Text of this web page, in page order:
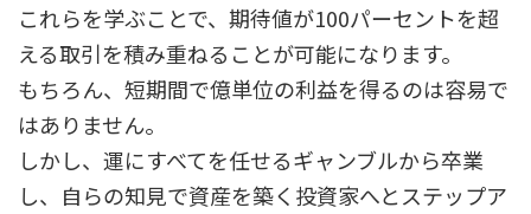
これらを学ぶことで、期待値が100パーセントを超
える取引を積み重ねることが可能になります。
もちろん、短期間で億単位の利益を得るのは容易で
はありません。
しかし、運にすべてを任せるギャンブルから卒業
し、自らの知見で資産を築く投資家へとステップア